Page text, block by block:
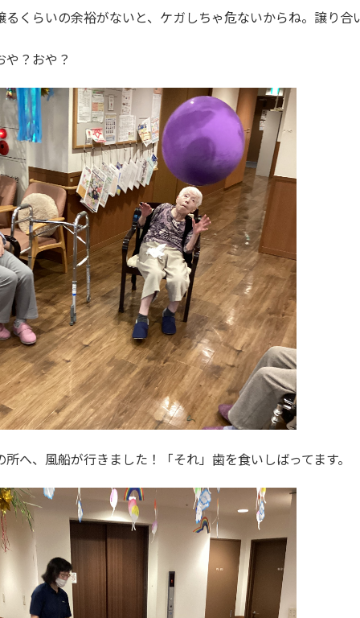
るくらいの余裕がないと、ケガしちゃ危ないからね。譲り合
や？おや？
所へ、風船が行きました！「それ」歯を食いしばってます。